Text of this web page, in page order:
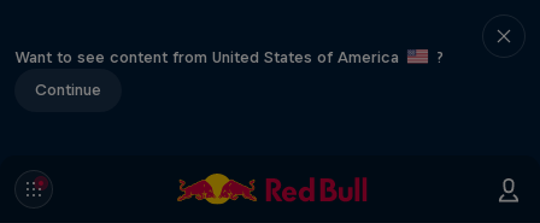
Want to see content from United States of America
?
Continue
Kings of the Air